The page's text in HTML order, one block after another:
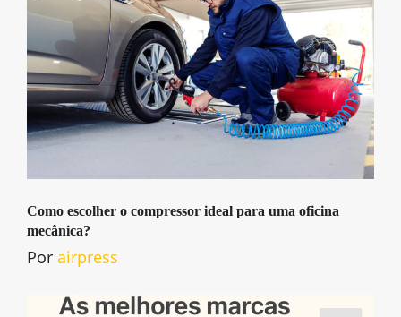
Como escolher o compressor ideal para uma oficina
mecânica?
Por airpress